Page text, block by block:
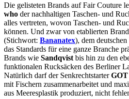
Die gelisteten Brands auf Fair Couture
who der nachhaltigen Taschen- und
alles vertreten, wovon Taschen- und
können. Und zwar von etablierten
(Stichwort: Bananatex), dem
das Standards für eine ganze Branche
Brands wie Sandqvist bis hin zu den
funktionalen Rucksäcken des Berliner
Natürlich darf der Senkrechtstarter
mit Fischern zusammenarbeitet und
aus Meeresplastik produziert, nicht